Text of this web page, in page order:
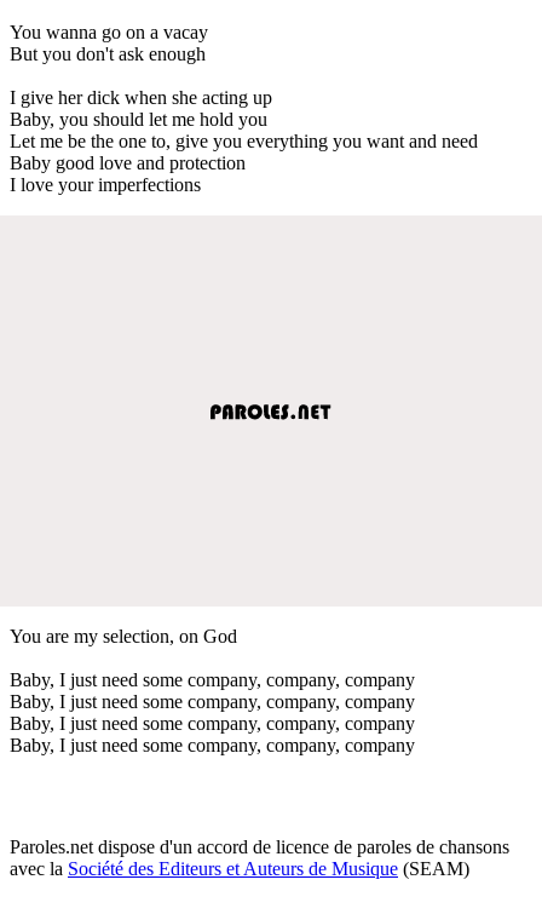
You wanna go on a vacay
But you don't ask enough
I give her dick when she acting up
Baby, you should let me hold you
Let me be the one to, give you everything you want and need
Baby good love and protection
I love your imperfections
You are my selection, on God
Baby, I just need some company, company, company
Baby, I just need some company, company, company
Baby, I just need some company, company, company
Baby, I just need some company, company, company
Paroles.net dispose d'un accord de licence de paroles de chansons
avec la Société des Editeurs et Auteurs de Musique (SEAM)